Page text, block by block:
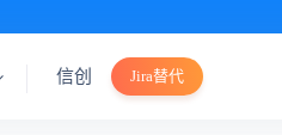
信创 Jira替代